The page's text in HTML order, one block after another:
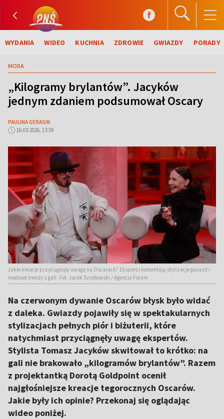
WYDANIA WIDEO KUCHNIA ZDROWIE GWIAZDY PORADY
MODA
„Kilogramy brylantów”. Jacyków
jednym zdaniem podsumował Oscary
PAULINA GERASIK
16.03.2026, 13:59
Jakie kreacje przyciągnęły uwagę na Oscarach? Eksperci komentują stylizacje gwiazd i
modowe trendy z gali. Fot. Jacek Szydłowski / Agencja Forum
Na czerwonym dywanie Oscarów błysk było widać
z daleka. Gwiazdy pojawiły się w spektakularnych
stylizacjach pełnych piór i biżuterii, które
natychmiast przyciągnęły uwagę ekspertów.
Stylista Tomasz Jacyków skwitował to krótko: na
gali nie brakowało „kilogramów brylantów”. Razem
z projektantką Dorotą Goldpoint ocenił
najgłośniejsze kreacje tegorocznych Oscarów.
Jakie były ich opinie? Przekonaj się oglądając
wideo poniżej.